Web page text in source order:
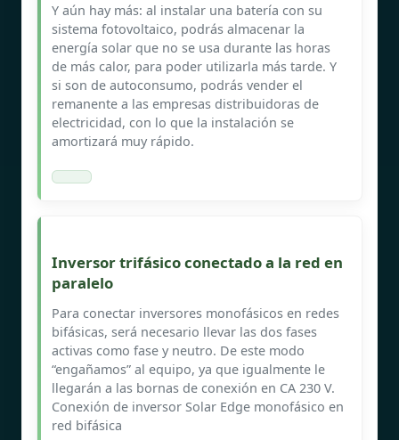
Y aún hay más: al instalar una batería con su
sistema fotovoltaico, podrás almacenar la
energía solar que no se usa durante las horas
de más calor, para poder utilizarla más tarde. Y
si son de autoconsumo, podrás vender el
remanente a las empresas distribuidoras de
electricidad, con lo que la instalación se
amortizará muy rápido.
Inversor trifásico conectado a la red en
paralelo
Para conectar inversores monofásicos en redes
bifásicas, será necesario llevar las dos fases
activas como fase y neutro. De este modo
“engañamos” al equipo, ya que igualmente le
llegarán a las bornas de conexión en CA 230 V.
Conexión de inversor Solar Edge monofásico en
red bifásica